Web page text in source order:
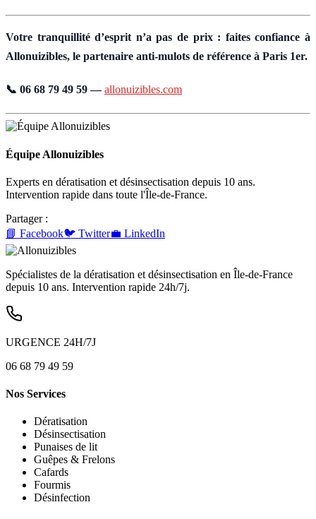
Votre tranquillité d’esprit n’a pas de prix : faites confiance à
Allonuizibles, le partenaire anti-mulots de référence à Paris 1er.
📞 06 68 79 49 59 —allonuizibles.com
Équipe Allonuizibles
Experts en dératisation et désinsectisation depuis 10 ans.
Intervention rapide dans toute l'Île-de-France.
Partager :
📘 Facebook🐦 Twitter💼 LinkedIn
Spécialistes de la dératisation et désinsectisation en Île-de-France
depuis 10 ans. Intervention rapide 24h/7j.
URGENCE 24H/7J
06 68 79 49 59
Nos Services
Dératisation
Désinsectisation
Punaises de lit
Guêpes & Frelons
Cafards
Fourmis
Désinfection